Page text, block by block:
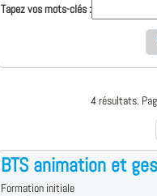
Tapez vos mots-clés :
4 résultats.
BTS animation et
Formation initiale